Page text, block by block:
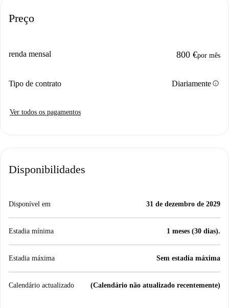
Preço
renda mensal 800 €por mês
Tipo de contrato Diariamenteinfo
Ver todos os pagamentos
Disponibilidades
Disponível em 31 de dezembro de 2029
Estadia mínima 1 meses (30 dias).
Estadia máxima Sem estadia máxima
Calendário actualizado (Calendário não atualizado recentemente)